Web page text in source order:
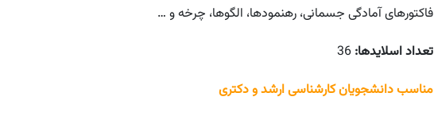
فاکتورهای آمادگی جسمانی، رهنمودها، الگوها، چرخه و …
تعداد اسلایدها: 36
مناسب دانشجویان کارشناسی ارشد و دکتری